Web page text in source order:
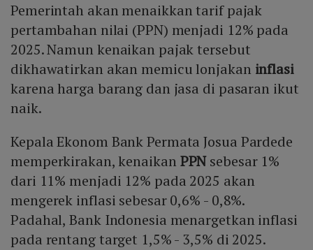
Pemerintah akan menaikkan tarif pajak
pertambahan nilai (PPN) menjadi 12% pada
2025. Namun kenaikan pajak tersebut
dikhawatirkan akan memicu lonjakan inflasi
karena harga barang dan jasa di pasaran ikut
naik.
Kepala Ekonom Bank Permata Josua Pardede
memperkirakan, kenaikan PPNsebesar 1%
dari 11% menjadi 12% pada 2025 akan
mengerek inflasi sebesar 0,6% - 0,8%.
Padahal, Bank Indonesia menargetkan inflasi
pada rentang target 1,5% - 3,5% di 2025.